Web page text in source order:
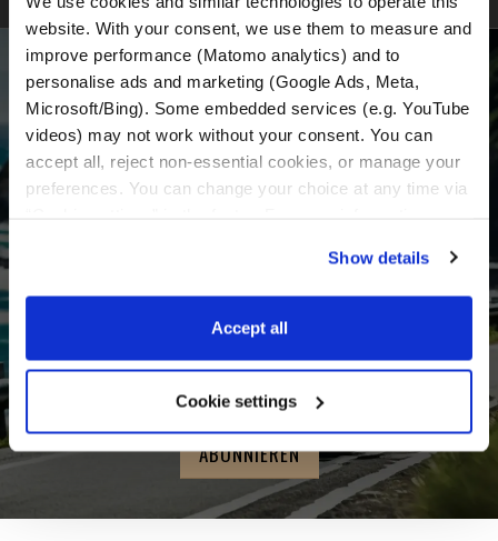
website. With your consent, we use them to measure and
improve performance (Matomo analytics) and to
personalise ads and marketing (Google Ads, Meta,
Microsoft/Bing). Some embedded services (e.g. YouTube
videos) may not work without your consent. You can
accept all, reject non-essential cookies, or manage your
preferences. You can change your choice at any time via
Show details
Accept all
Cookie settings
WERDE TEIL UNSERER GEMEINSCHAFT
Erhalte die neuesten Nachrichten, die neuesten
Angebote und detaillierte Informationen über
uns und alles rund um die Motorradvermietung
E-mail*